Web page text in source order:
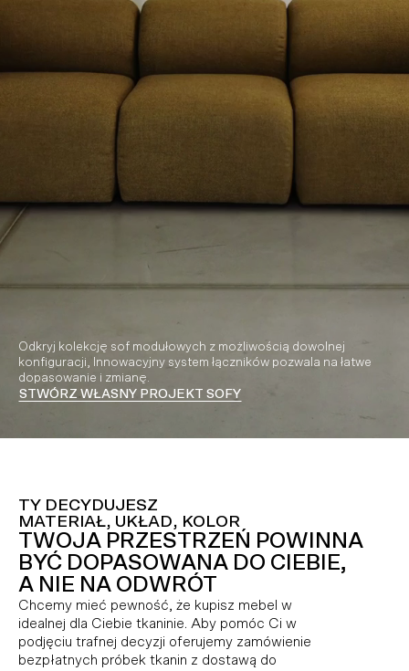
Odkryj kolekcję sof modułowych z możliwością dowolnej
konfiguracji, Innowacyjny system łączników pozwala na łatwe
dopasowanie i zmianę.
STWÓRZ WŁASNY PROJEKT SOFY
TY DECYDUJESZ
MATERIAŁ, UKŁAD, KOLOR
TWOJA PRZESTRZEŃ POWINNA
BYĆ DOPASOWANA DO CIEBIE,
A NIE NA ODWRÓT
Chcemy mieć pewność, że kupisz mebel w
idealnej dla Ciebie tkaninie. Aby pomóc Ci w
podjęciu trafnej decyzji oferujemy zamówienie
bezpłatnych próbek tkanin z dostawą do